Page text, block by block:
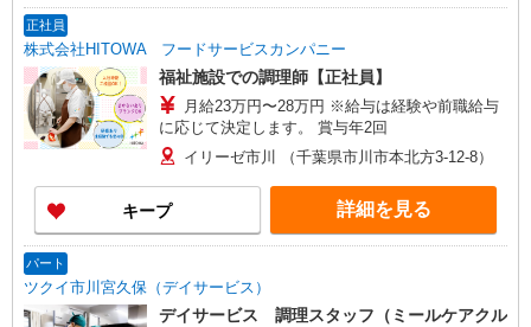
正社員
株式会社HITOWA フードサービスカンパニー
福祉施設での調理師【正社員】
月給23万円〜28万円 ※給与は経験や前職給与
に応じて決定します。 賞与年2回
イリーゼ市川 （千葉県市川市本北方3-12-8）
キープ 詳細を見る
パート
ツクイ市川宮久保（デイサービス）
デイサービス 調理スタッフ（ミールケアクル